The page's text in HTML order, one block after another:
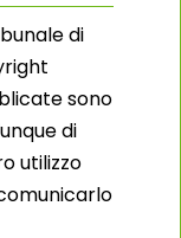
di
sono
di
utilizzo